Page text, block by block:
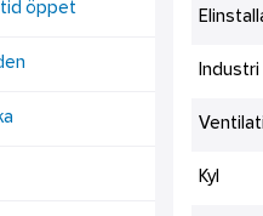
öppet
Industri
Kyl